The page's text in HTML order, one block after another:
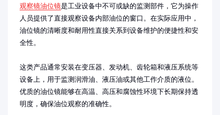
观察镜油位镜是工业设备中不可或缺的监测部件，它为操作
人员提供了直接观察设备内部油位的窗口。在实际应用中，
油位镜的清晰度和耐用性直接关系到设备维护的便捷性和安
全性。
这类产品通常安装在变压器、发动机、齿轮箱和液压系统等
设备上，用于监测润滑油、液压油或其他工作介质的液位。
优质的油位镜能够在高温、高压和腐蚀性环境下长期保持透
明度，确保油位观察的准确性。